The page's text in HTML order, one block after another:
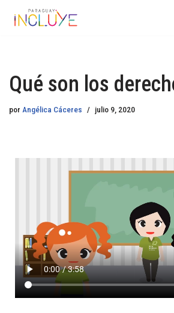
Qué son los
por Angélica Cáceres julio 9, 2020